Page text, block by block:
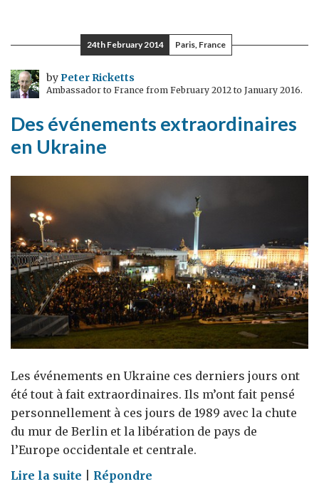
des
femmes
dans
les
publiques
24th February 2014 Paris, France
byPeter Ricketts
Ambassador to France from February 2012 to January 2016.
Des événements extraordinaires
en Ukraine
Les événements en Ukraine ces derniers jours ont
été tout à fait extraordinaires. Ils m’ont fait pensé
personnellement à ces jours de 1989 avec la chute
du mur de Berlin et la libération de pays de
l’Europe occidentale et centrale.
Lire la suite onRépondre